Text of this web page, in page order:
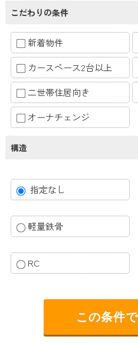
こだわりの条件
新着物件
カースペース2台以上
二世帯住居向き
オーナチェンジ
構造
指定なし
軽量鉄骨
RC